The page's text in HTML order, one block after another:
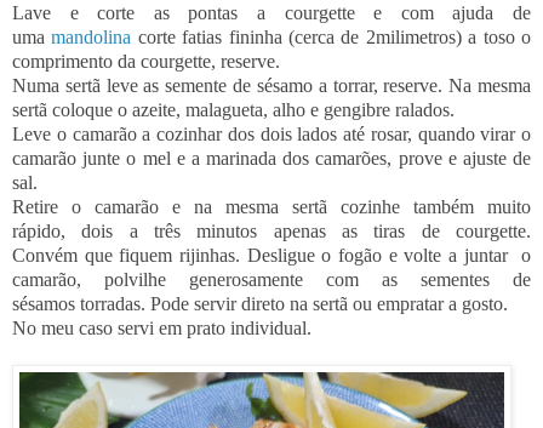
Lave e corte as pontas a courgette e com ajuda de
umamandolina corte fatias fininha (cerca de 2milimetros) a toso o
comprimento da courgette, reserve.
Numa sertã leve as semente de sésamo a torrar, reserve. Na mesma
sertã coloque o azeite, malagueta, alho e gengibre ralados.
Leve o camarão a cozinhar dos dois lados até rosar, quando virar o
camarão junte o mel e a marinada dos camarões, prove e ajuste de
sal.
Retire o camarão e na mesma sertã cozinhe também muito
rápido, dois a três minutos apenas as tiras de courgette.
Convém que fiquem rijinhas. Desligue o fogão e volte a juntar o
camarão, polvilhe generosamente com as sementes de
sésamos torradas. Pode servir direto na sertã ou empratar a gosto.
No meu caso servi em prato individual.